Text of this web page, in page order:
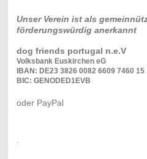
Unser Verein ist als
förderungswürdig anerkannt
dog friends portugal n.e.V
Volksbank Euskirchen eG
IBAN: DE23 3826 0082 6609 7460 15
BIC: GENODED1EVB
oder PayPal
.